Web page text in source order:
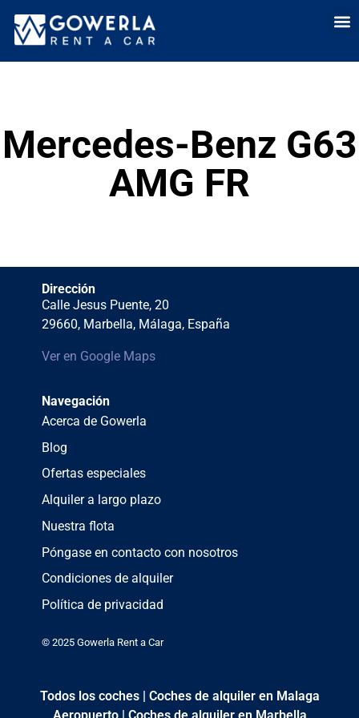
Mercedes-Benz G63
AMG FR
Dirección
Calle Jesus Puente, 20
29660, Marbella, Málaga, España
Ver en Google Maps
Navegación
Acerca de Gowerla
Blog
Ofertas especiales
Alquiler a largo plazo
Nuestra flota
Póngase en contacto con nosotros
Condiciones de alquiler
Política de privacidad
© 2025 Gowerla Rent a Car
Todos los coches| Coches de alquiler en Malaga
Aeropuerto| Coches de alquiler en Marbella